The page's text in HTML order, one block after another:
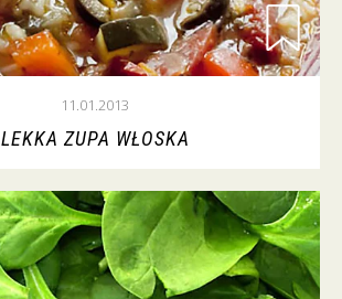
11.01.2013
LEKKA ZUPA WŁOSKA